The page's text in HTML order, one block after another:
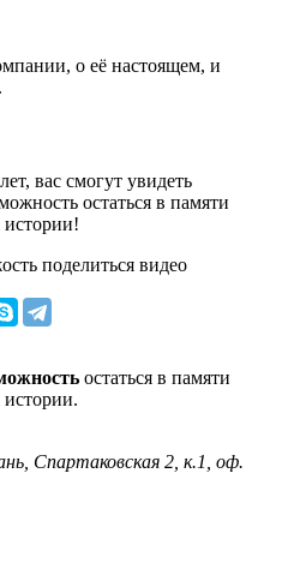
о её настоящем, и
вас смогут увидеть
остаться в памяти
истории!
поделиться видео
остаться в памяти
истории.
Спартаковская 2, к.1, оф.